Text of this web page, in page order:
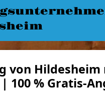
von Hildesheim
100 % Gratis-